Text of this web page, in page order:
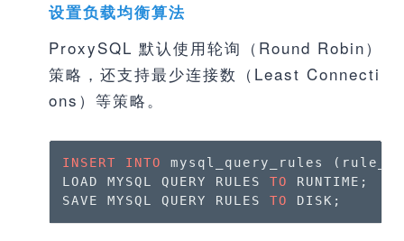
设置负载均衡算法
ProxySQL 默认使用轮询（Round Robin）
策略，还支持最少连接数（Least Connecti
ons）等策略。
INSERT INTO
mysql_query_rules
LOAD MYSQL QUERY RULES TO
RUNTIME;
SAVE MYSQL QUERY RULES TO DISK;